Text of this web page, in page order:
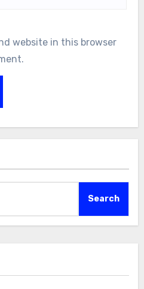
website in this browser
Search